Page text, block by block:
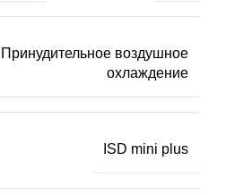
Принудительное воздушное
охлаждение
ISD mini plus